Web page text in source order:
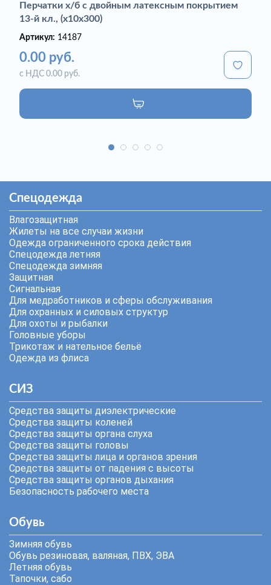
Перчатки х/б с двойным латексным покрытием
13-й кл., (х10х300)
Артикул: 14187
0.00 руб.
с НДС 0.00 руб.
Спецодежда
Влагозащитная
Жилеты на все случаи жизни
Одежда ограниченного срока действия
Спецодежда летняя
Спецодежда зимняя
Защитная
Сигнальная
Для медработников и сферы обслуживания
Для охранных и силовых структур
Для охоты и рыбалки
Головные уборы
Трикотаж и нательное бельё
Одежда из флиса
СИЗ
Средства защиты диэлектрические
Средства защиты коленей
Средства защиты органа слуха
Средства защиты головы
Средства защиты лица и органов зрения
Средства защиты от падения с высоты
Средства защиты органов дыхания
Безопасность рабочего места
Обувь
Зимняя обувь
Обувь резиновая, валяная, ПВХ, ЭВА
Летняя обувь
Тапочки, сабо